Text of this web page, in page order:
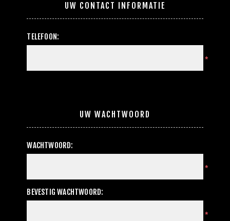
UW CONTACT INFORMATIE
TELEFOON:
*
UW WACHTWOORD
WACHTWOORD:
*
BEVESTIG WACHTWOORD:
*